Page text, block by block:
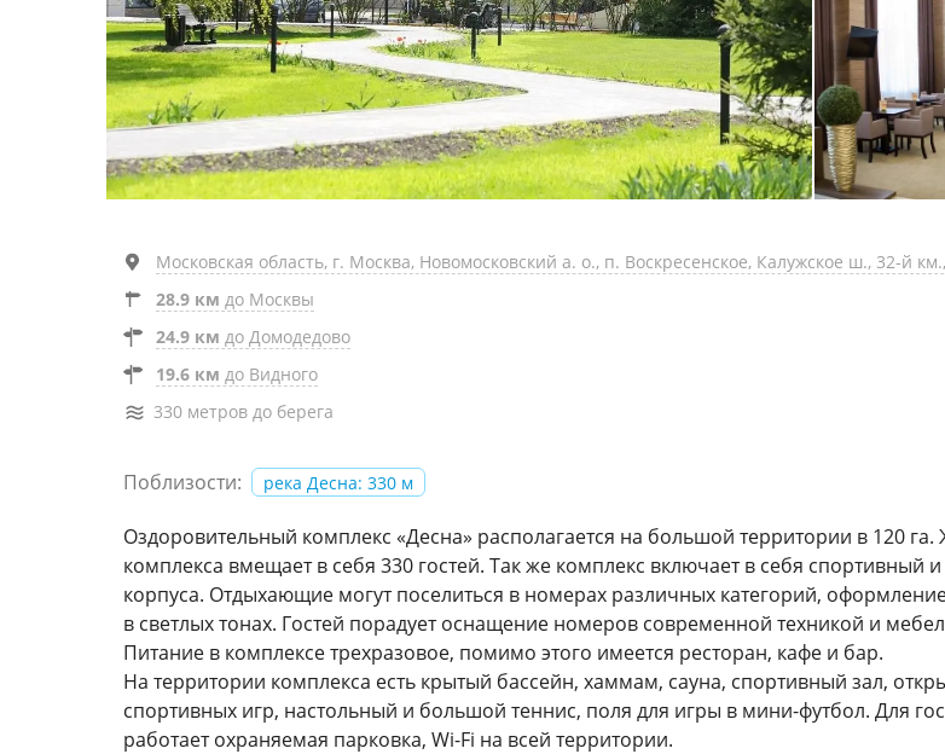
Московская область, г. Москва, Новомосковский а. о., п. Воскресенское, Калужское ш., 32-й
28.9 км до Москвы
24.9 км до Домодедово
19.6 км до Видного
330 метров до берега
Поблизости: река Десна: 330 м
Оздоровительный комплекс «Десна» располагается на большой территории в 120
комплекса вмещает в себя 330 гостей. Так же комплекс включает в себя спортивный
корпуса. Отдыхающие могут поселиться в номерах различных категорий,
в светлых тонах. Гостей порадует оснащение номеров современной техникой и
Питание в комплексе трехразовое, помимо этого имеется ресторан, кафе и бар.
На территории комплекса есть крытый бассейн, хаммам, сауна, спортивный зал,
спортивных игр, настольный и большой теннис, поля для игры в мини-футбол. Для
работает охраняемая парковка, Wi-Fi на всей территории.